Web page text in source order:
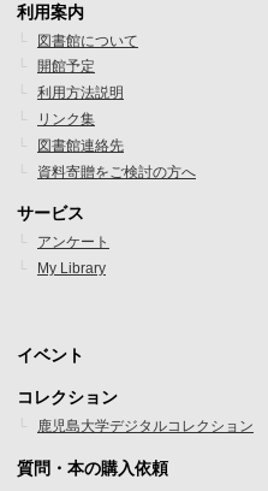
フ
ッ
タ
ー
メ
ニ
ュ
1
利用案内
図書館について
開館予定
利用方法説明
リンク集
図書館連絡先
資料寄贈をご検討の方へ
サービス
アンケート
My Library
フ
ッ
タ
イベント
コレクション
鹿児島大学デジタルコレクション
質問・本の購入依頼